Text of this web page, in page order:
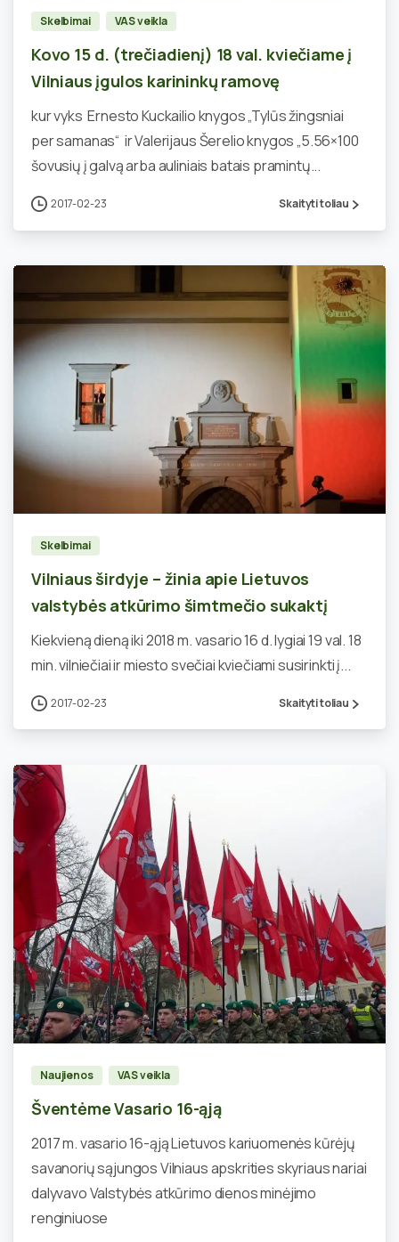
Skelbimai VAS veikla
Kovo 15 d. (trečiadienį) 18 val. kviečiame į
Vilniaus įgulos karininkų ramovę
kur vyks Ernesto Kuckailio knygos „Tylūs žingsniai
per samanas“ ir Valerijaus Šerelio knygos „5.56×100
šovusių į galvą arba auliniais batais pramintų...
2017-02-23 Skaityti toliau
Skelbimai
Vilniaus širdyje – žinia apie Lietuvos
valstybės atkūrimo šimtmečio sukaktį
Kiekvieną dieną iki 2018 m. vasario 16 d. lygiai 19 val. 18
min. vilniečiai ir miesto svečiai kviečiami susirinkti į...
2017-02-23 Skaityti toliau
0
Naujienos VAS veikla
Šventėme Vasario 16-ąją
2017 m. vasario 16-ąją Lietuvos kariuomenės kūrėjų
savanorių sąjungos Vilniaus apskrities skyriaus nariai
dalyvavo Valstybės atkūrimo dienos minėjimo
renginiuose